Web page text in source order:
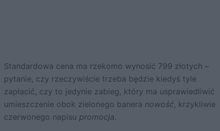
Standardowa cena ma rzekomo wynosić 799 złotych –
pytanie, czy rzeczywiście trzeba będzie kiedyś tyle
zapłacić, czy to jedynie zabieg, który ma usprawiedliwić
umieszczenie obok zielonego banera nowość, krzykliwie
czerwonego napisu promocja.